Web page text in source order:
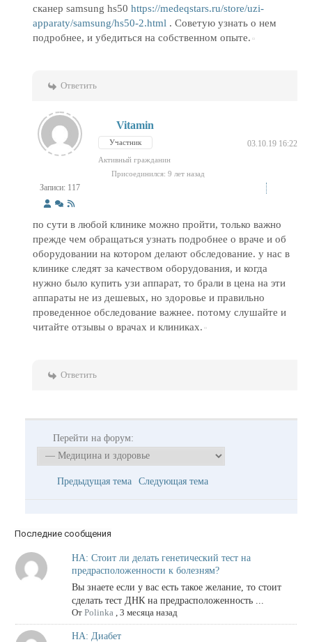
сканер samsung hs50 https://medeqstars.ru/store/uzi-
apparaty/samsung/hs50-2.html . Советую узнать о нем
подробнее, и убедиться на собственном опыте.
Ответить
Записи: 117
Vitamin
Участник 03.10.19 16:22
Активный гражданин
Присоединился: 9 лет назад
по сути в любой клинике можно пройти, только важно
прежде чем обращаться узнать подробнее о враче и об
оборудовании на котором делают обследование. у нас в
клинике следят за качеством оборудования, и когда
нужно было купить узи аппарат, то брали в цена на эти
аппараты не из дешевых, но здоровье и правильно
проведенное обследование важнее. потому слушайте и
читайте отзывы о врачах и клиниках.
Ответить
Перейти на форум:
Предыдущая тема Следующая тема
Последние сообщения
НА: Стоит ли делать генетический тест на
предрасположенности к болезням?
Вы знаете если у вас есть такое желание, то стоит
сделать тест ДНК на предрасположенность ...
От Polinka, 3 месяца назад
НА: Диабет